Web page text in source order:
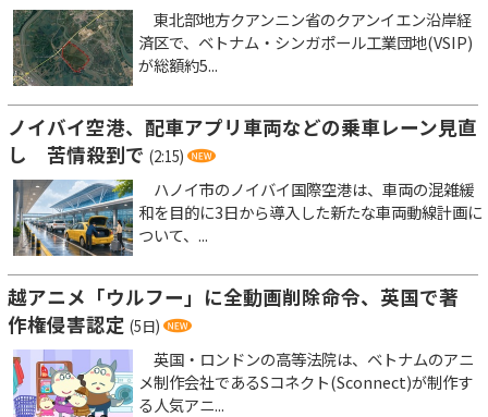
東北部地方クアンニン省のクアンイエン沿岸経
済区で、ベトナム・シンガポール工業団地(VSIP)
が総額約5...
ノイバイ空港、配車アプリ車両などの乗車レーン見直
し 苦情殺到で (2:15)
ハノイ市のノイバイ国際空港は、車両の混雑緩
和を目的に3日から導入した新たな車両動線計画に
ついて、...
越アニメ「ウルフー」に全動画削除命令、英国で著
作権侵害認定 (5日)
英国・ロンドンの高等法院は、ベトナムのアニ
メ制作会社であるSコネクト(Sconnect)が制作す
る人気アニ...